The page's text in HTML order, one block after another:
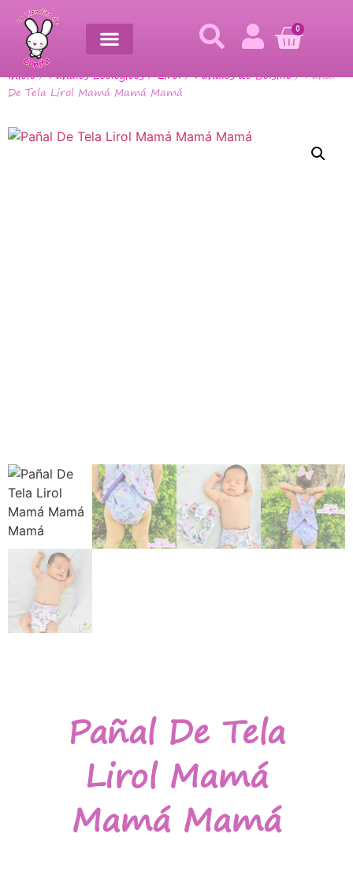
0
Inicio/Pañales Ecológicos/Lirol/Pañales de Bolsillo/ Pañal
De Tela Lirol Mamá Mamá Mamá
Pañal De Tela
Lirol Mamá
Mamá Mamá